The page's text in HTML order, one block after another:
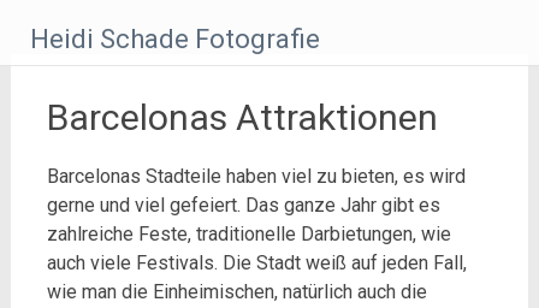
Inhalt
springen
Heidi Schade Fotografie
Barcelonas Attraktionen
Barcelonas Stadteile haben viel zu bieten, es wird
gerne und viel gefeiert. Das ganze Jahr gibt es
zahlreiche Feste, traditionelle Darbietungen, wie
auch viele Festivals. Die Stadt weiß auf jeden Fall,
wie man die Einheimischen, natürlich auch die